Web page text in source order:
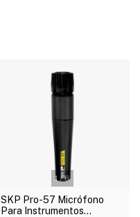
1/6
SKP Pro-57 Micrófono
Para Instrumentos